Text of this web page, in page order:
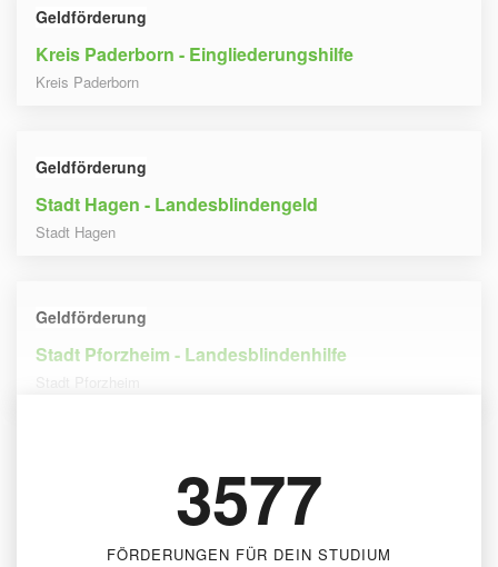
Geldförderung
Kreis Paderborn - Eingliederungshilfe
Kreis Paderborn
Geldförderung
Stadt Hagen - Landesblindengeld
Stadt Hagen
Geldförderung
Stadt Pforzheim - Landesblindenhilfe
Stadt Pforzheim
3577
FÖRDERUNGEN FÜR DEIN STUDIUM